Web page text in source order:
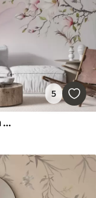
5
Blomstrende magnolietræer på en marmorbaggrund